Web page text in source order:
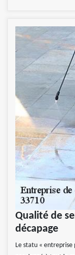
Qualité de
décapage
Le statu « entreprise